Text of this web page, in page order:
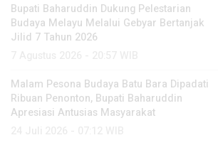
Bupati Baharuddin Dukung Pelestarian
Budaya Melayu Melalui Gebyar Bertanjak
Jilid 7 Tahun 2026
Malam Pesona Budaya Batu Bara Dipadati
Ribuan Penonton, Bupati Baharuddin
Apresiasi Antusias Masyarakat